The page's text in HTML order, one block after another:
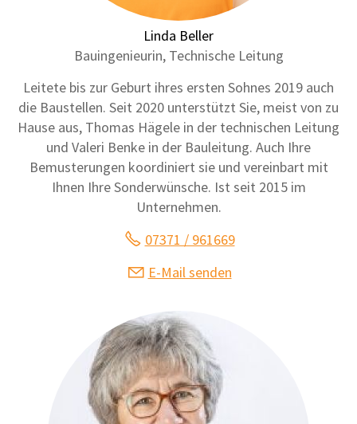
Linda Beller
Bauingenieurin, Technische Leitung
Leitete bis zur Geburt ihres ersten Sohnes 2019 auch
die Baustellen. Seit 2020 unterstützt Sie, meist von zu
Hause aus, Thomas Hägele in der technischen Leitung
und Valeri Benke in der Bauleitung. Auch Ihre
Bemusterungen koordiniert sie und vereinbart mit
Ihnen Ihre Sonderwünsche. Ist seit 2015 im
Unternehmen.
07371 / 961669
E-Mail senden